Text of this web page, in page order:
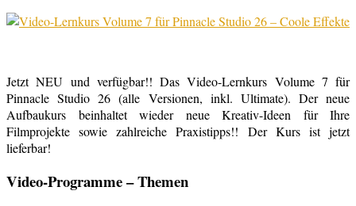
Jetzt NEU und verfügbar!! Das Video-Lernkurs Volume 7 für
Pinnacle Studio 26 (alle Versionen, inkl. Ultimate). Der neue
Aufbaukurs beinhaltet wieder neue Kreativ-Ideen für Ihre
Filmprojekte sowie zahlreiche Praxistipps!! Der Kurs ist jetzt
lieferbar!
Video-Programme – Themen